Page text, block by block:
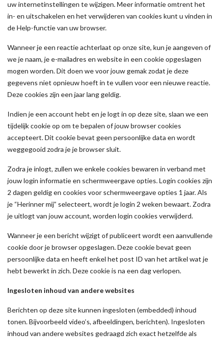
uw internetinstellingen te wijzigen. Meer informatie omtrent het
in- en uitschakelen en het verwijderen van cookies kunt u vinden in
de Help-functie van uw browser.
Wanneer je een reactie achterlaat op onze site, kun je aangeven of
we je naam, je e-mailadres en website in een cookie opgeslagen
mogen worden. Dit doen we voor jouw gemak zodat je deze
gegevens niet opnieuw hoeft in te vullen voor een nieuwe reactie.
Deze cookies zijn een jaar lang geldig.
Indien je een account hebt en je logt in op deze site, slaan we een
tijdelijk cookie op om te bepalen of jouw browser cookies
accepteert. Dit cookie bevat geen persoonlijke data en wordt
weggegooid zodra je je browser sluit.
Zodra je inlogt, zullen we enkele cookies bewaren in verband met
jouw login informatie en schermweergave opties. Login cookies zijn
2 dagen geldig en cookies voor schermweergave opties 1 jaar. Als
je “Herinner mij” selecteert, wordt je login 2 weken bewaart. Zodra
je uitlogt van jouw account, worden login cookies verwijderd.
Wanneer je een bericht wijzigt of publiceert wordt een aanvullende
cookie door je browser opgeslagen. Deze cookie bevat geen
persoonlijke data en heeft enkel het post ID van het artikel wat je
hebt bewerkt in zich. Deze cookie is na een dag verlopen.
Ingesloten inhoud van andere websites
Berichten op deze site kunnen ingesloten (embedded) inhoud
tonen. Bijvoorbeeld video’s, afbeeldingen, berichten). Ingesloten
inhoud van andere websites gedraagd zich exact hetzelfde als